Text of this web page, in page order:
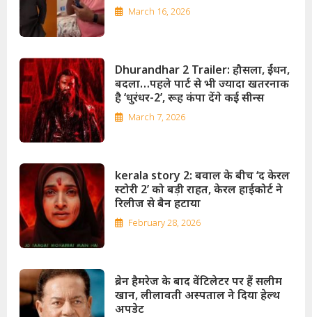
March 16, 2026
Dhurandhar 2 Trailer: हौसला, ईंधन,
बदला…पहले पार्ट से भी ज्यादा खतरनाक
है ‘धुरंधर-2’, रूह कंपा देंगे कई सीन्स
March 7, 2026
kerala story 2: बवाल के बीच ‘द केरल
स्टोरी 2’ को बड़ी राहत, केरल हाईकोर्ट ने
रिलीज से बैन हटाया
February 28, 2026
ब्रेन हैमरेज के बाद वेंटिलेटर पर हैं सलीम
खान, लीलावती अस्पताल ने दिया हेल्थ
अपडेट